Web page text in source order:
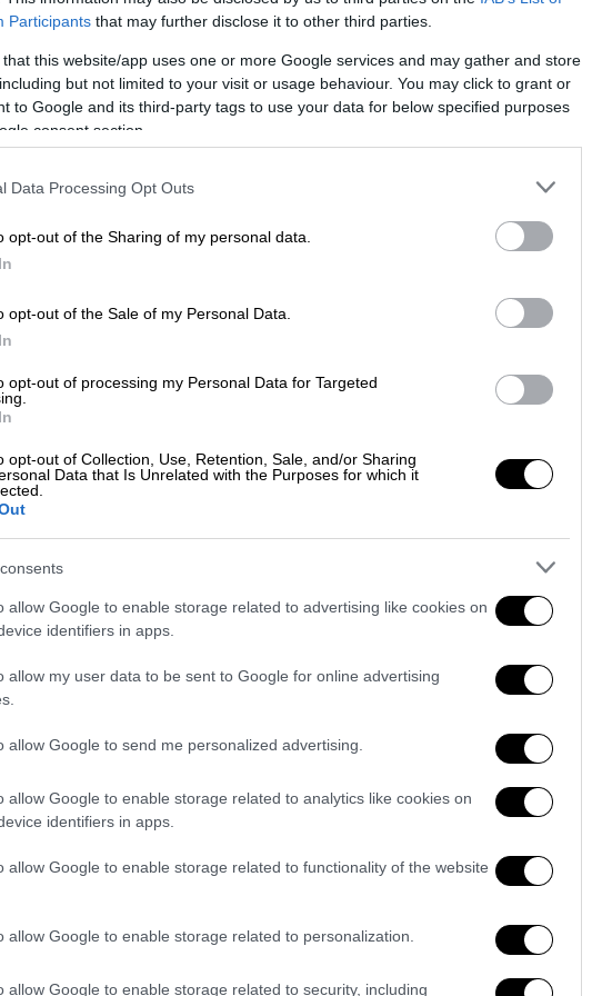
Participants that may further disclose it to other third parties.
that this website/app uses one or more Google services and may gather and store
but not limited to your visit or usage behaviour. You may click to grant or
to Google and its third-party tags to use your data for below specified purposes
consent section.
Data Processing Opt Outs
opt-out of the Sharing of my personal data.
opt-out of the Sale of my Personal Data.
opt-out of processing my Personal Data for Targeted
opt-out of Collection, Use, Retention, Sale, and/or Sharing
Data that Is Unrelated with the Purposes for which it
allow Google to enable storage related to advertising like cookies on
identifiers in apps.
allow my user data to be sent to Google for online advertising
allow Google to send me personalized advertising.
allow Google to enable storage related to analytics like cookies on
identifiers in apps.
allow Google to enable storage related to functionality of the website
allow Google to enable storage related to personalization.
allow Google to enable storage related to security, including
ένταση στο ΟΑΚΑ και θερμό
του Δημήτρη
Ερυθρόλευκων και η απάντηση
λίγο πριν από το τέλος του πρώτου
Ντόρσεϊ να αποβάλλονται 33
από έντονο καυγά που οδήγησε
εκρηκτικός στο ξεκίνημα, σημειώνοντας
από νωρίς σημαντικό
ήταν και η συμβολή των Γιαννούλη
Χολ με 13, που κράτησαν τον Ολυμπιακό
στο παιχνίδι και πλησίασε στους
της τρίτης περιόδου, όμως δεν είχε
δεκάλεπτο. Ο Ναν πρόλαβε να
του, ενώ 19 πρόσθεσε ο Τσέντι
να αποτρέψουν την ήττα.
για τη διαιτητσία, καταγγελίες του